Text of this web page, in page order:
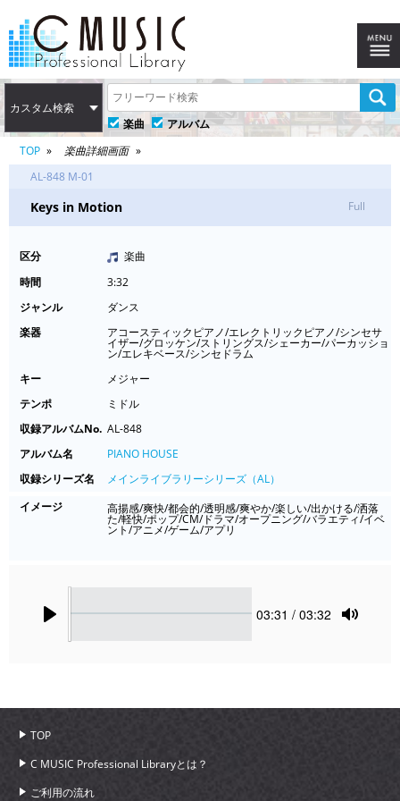
カスタム検索
楽曲
アルバム
TOP
楽曲詳細画面
AL-848 M-01
Keys in Motion Full
区分
楽曲
時間
3:32
ジャンル
ダンス
楽器
アコースティックピアノ/エレクトリックピアノ/シンセサ
イザー/グロッケン/ストリングス/シェーカー/パーカッショ
ン/エレキベース/シンセドラム
キー
メジャー
テンポ
ミドル
収録アルバムNo. AL-848
アルバム名
PIANO HOUSE
収録シリーズ名
メインライブラリーシリーズ（AL）
イメージ
高揚感/爽快/都会的/透明感/爽やか/楽しい/出かける/洒落
た/軽快/ポップ/CM/ドラマ/オープニング/バラエティ/イベ
ント/アニメ/ゲーム/アプリ
Current
03:31 / 03:32
TOP
C MUSIC Professional Libraryとは？
ご利用の流れ